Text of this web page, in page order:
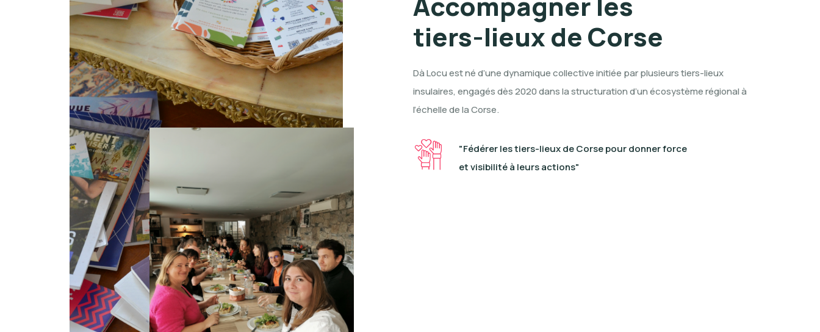
tiers-lieux de Corse
Dà Locu est né d’une dynamique collective initiée par plusieurs tiers-lieux
insulaires, engagés dès 2020 dans la structuration d’un écosystème régional à
l’échelle de la Corse.
"Fédérer les tiers-lieux de Corse pour donner force
et visibilité à leurs actions"